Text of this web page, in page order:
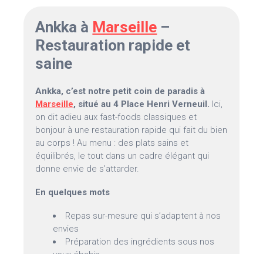
Ankka à Marseille –
Restauration rapide et
saine
Ankka, c’est notre petit coin de paradis à
Marseille, situé au 4 Place Henri Verneuil. Ici,
on dit adieu aux fast-foods classiques et
bonjour à une restauration rapide qui fait du bien
au corps ! Au menu : des plats sains et
équilibrés, le tout dans un cadre élégant qui
donne envie de s’attarder.
En quelques mots
Repas sur-mesure qui s’adaptent à nos
envies
Préparation des ingrédients sous nos